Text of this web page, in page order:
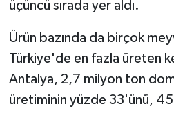
üçüncü sırada yer aldı.
Ürün bazında da birçok
Türkiye'de en fazla üreten
Antalya, 2,7 milyon ton
üretiminin yüzde 33'ünü,